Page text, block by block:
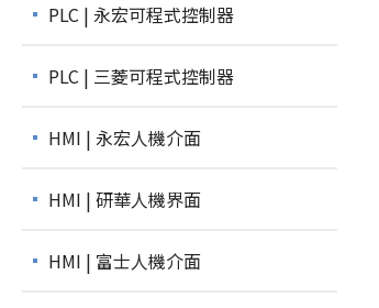
PLC | 永宏可程式控制器
PLC | 三菱可程式控制器
HMI | 永宏人機介面
HMI | 研華人機界面
HMI | 富士人機介面